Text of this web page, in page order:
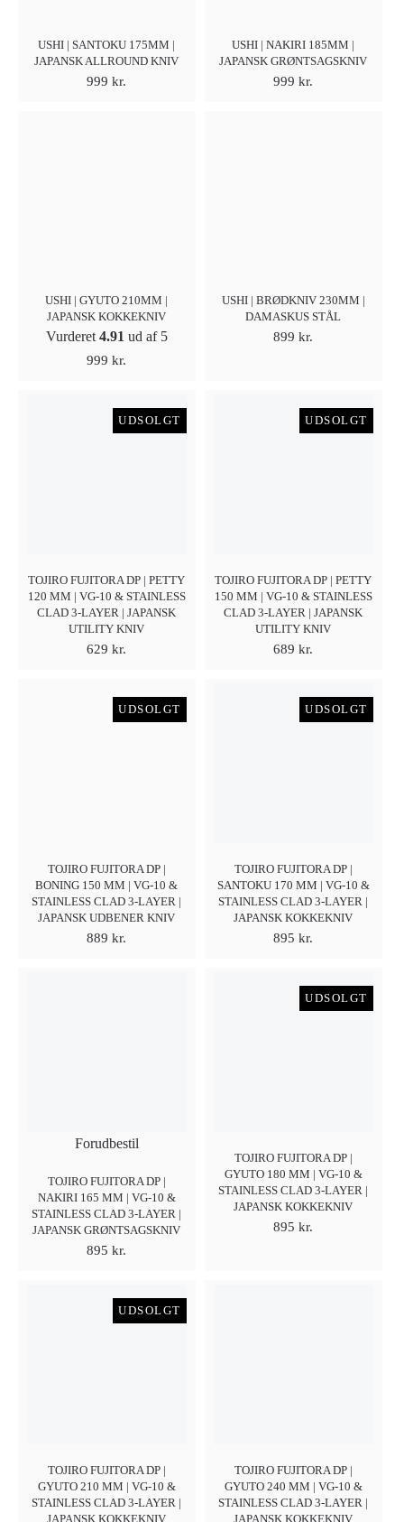
USHI | SANTOKU 175MM |
JAPANSK ALLROUND KNIV
999kr.
USHI | NAKIRI 185MM |
JAPANSK GRØNTSAGSKNIV
999kr.
USHI | GYUTO 210MM |
JAPANSK KOKKEKNIV
Vurderet 4.91 ud af 5
999kr.
USHI | BRØDKNIV 230MM |
DAMASKUS STÅL
899kr.
UDSOLGT
TOJIRO FUJITORA DP | PETTY
120 MM | VG-10 & STAINLESS
CLAD 3-LAYER | JAPANSK
UTILITY KNIV
629kr.
UDSOLGT
TOJIRO FUJITORA DP | PETTY
150 MM | VG-10 & STAINLESS
CLAD 3-LAYER | JAPANSK
UTILITY KNIV
689kr.
UDSOLGT
TOJIRO FUJITORA DP |
BONING 150 MM | VG-10 &
STAINLESS CLAD 3-LAYER |
JAPANSK UDBENER KNIV
889kr.
UDSOLGT
TOJIRO FUJITORA DP |
SANTOKU 170 MM | VG-10 &
STAINLESS CLAD 3-LAYER |
JAPANSK KOKKEKNIV
895kr.
Forudbestil
TOJIRO FUJITORA DP |
NAKIRI 165 MM | VG-10 &
STAINLESS CLAD 3-LAYER |
JAPANSK GRØNTSAGSKNIV
895kr.
UDSOLGT
TOJIRO FUJITORA DP |
GYUTO 180 MM | VG-10 &
STAINLESS CLAD 3-LAYER |
JAPANSK KOKKEKNIV
895kr.
UDSOLGT
TOJIRO FUJITORA DP |
GYUTO 210 MM | VG-10 &
STAINLESS CLAD 3-LAYER |
JAPANSK KOKKEKNIV
TOJIRO FUJITORA DP |
GYUTO 240 MM | VG-10 &
STAINLESS CLAD 3-LAYER |
JAPANSK KOKKEKNIV